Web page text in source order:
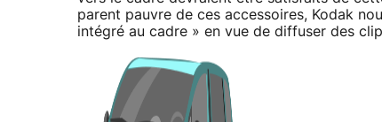
parent pauvre de ces accessoires, Kodak
intégré au cadre » en vue de diffuser des